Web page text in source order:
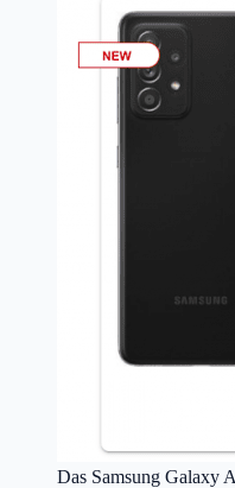
Das Samsung Galaxy